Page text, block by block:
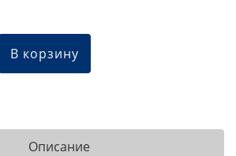
В корзину
Описание